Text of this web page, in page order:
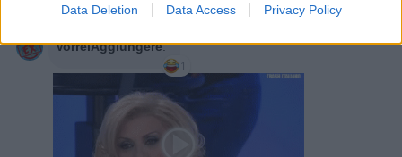
Data Deletion Data Access Privacy Policy
·Ti stimo·Rispondi
VorreiAggiungere:
1